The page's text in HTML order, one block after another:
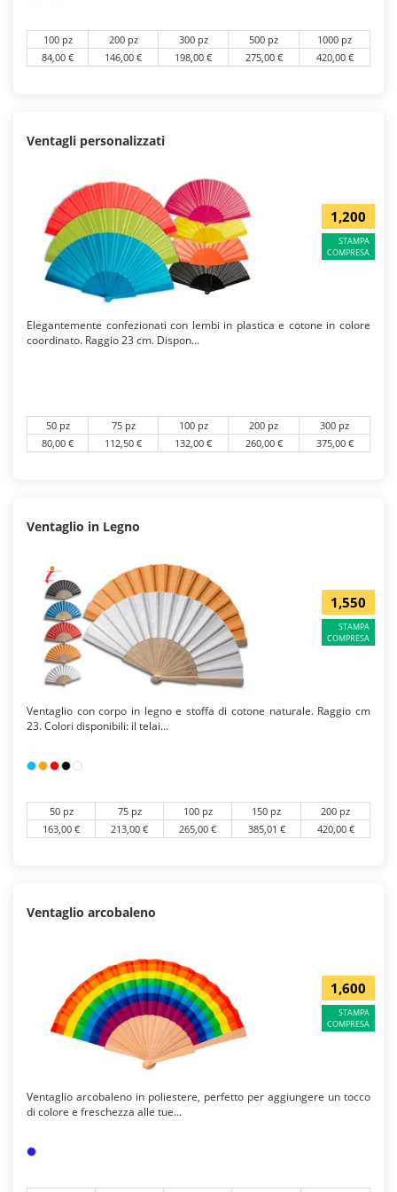
100 pz 200 pz 300 pz 500 pz
1000 pz
84,00 €
146,00 € 198,00 € 275,00 € 420,00 €
Ventagli personalizzati
1,200
STAMPA
COMPRESA
Elegantemente confezionati con lembi in plastica e cotone in colore
coordinato. Raggio 23 cm. Dispon...
50 pz 75 pz 100 pz 200 pz
300 pz
80,00 €
112,50 € 132,00 € 260,00 € 375,00 €
Ventaglio in Legno
1,550
STAMPA
COMPRESA
Ventaglio con corpo in legno e stoffa di cotone naturale. Raggio cm
23. Colori disponibili: il telai...
50 pz 75 pz 100 pz 150 pz
200 pz
163,00 €
213,00 € 265,00 € 385,01 € 420,00 €
Ventaglio arcobaleno
1,600
STAMPA
COMPRESA
Ventaglio arcobaleno in poliestere, perfetto per aggiungere un tocco
di colore e freschezza alle tue...